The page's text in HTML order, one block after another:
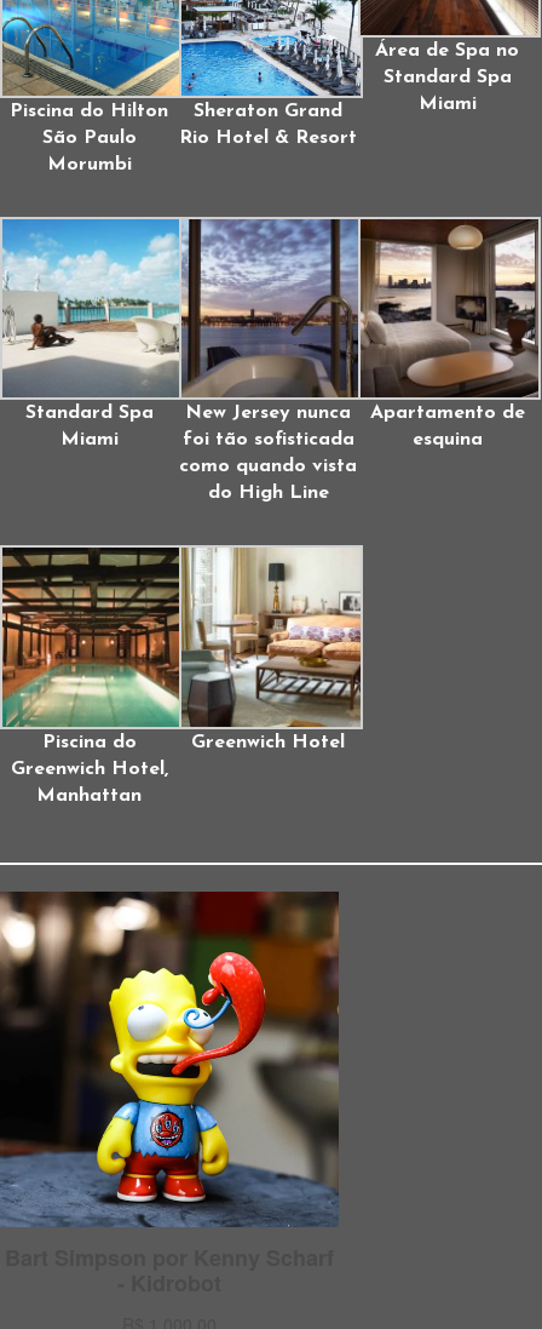
Piscina do Hilton
São Paulo
Morumbi
Sheraton Grand
Rio Hotel & Resort
Área de Spa no
Standard Spa
Miami
Standard Spa
Miami
New Jersey nunca
foi tão sofisticada
como quando vista
do High Line
Apartamento de
esquina
Piscina do
Greenwich Hotel,
Manhattan
Greenwich Hotel